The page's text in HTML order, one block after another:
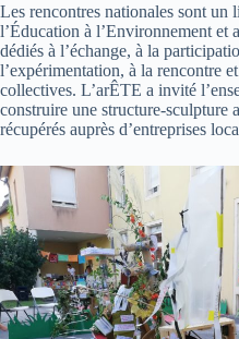
Les rencontres nationales sont un
l’Éducation à l’Environnement et
dédiés à l’échange, à la
l’expérimentation, à la rencontre
collectives. L’arÊTE a invité
construire une structure-sculpture
récupérés auprès d’entreprises